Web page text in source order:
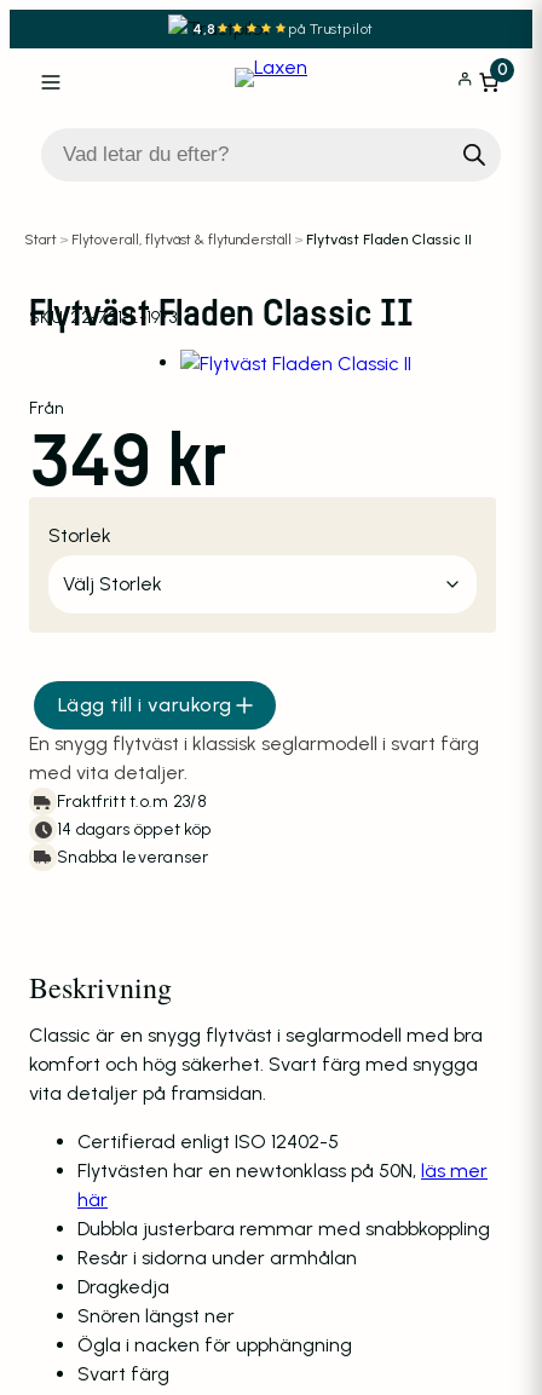
4,8 på Trustpilot
0
Start > Flytoverall, flytväst & flytunderställ > Flytväst Fladen Classic II
Flytväst Fladen Classic II
SKU: 22-721-L-1973
Från
349 kr
Storlek
Flytväst Fladen Classic II mängd
Lägg till i varukorg
En snygg flytväst i klassisk seglarmodell i svart färg
med vita detaljer.
Fraktfritt t.o.m 23/8
14 dagars öppet köp
Snabba leveranser
Beskrivning
Classic är en snygg flytväst i seglarmodell med bra
komfort och hög säkerhet. Svart färg med snygga
vita detaljer på framsidan.
Certifierad enligt ISO 12402-5
Flytvästen har en newtonklass på 50N, läs mer
här
Dubbla justerbara remmar med snabbkoppling
Resår i sidorna under armhålan
Dragkedja
Snören längst ner
Ögla i nacken för upphängning
Svart färg